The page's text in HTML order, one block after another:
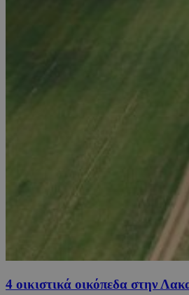
4 οικιστικά οικόπεδα στην